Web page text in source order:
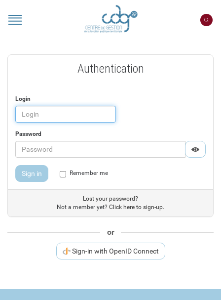
Authentication
Login
Password
Hide
Sign in Remember me
Lost your password?
Not a member yet? Click here to sign-up.
or
Sign-in with OpenID Connect